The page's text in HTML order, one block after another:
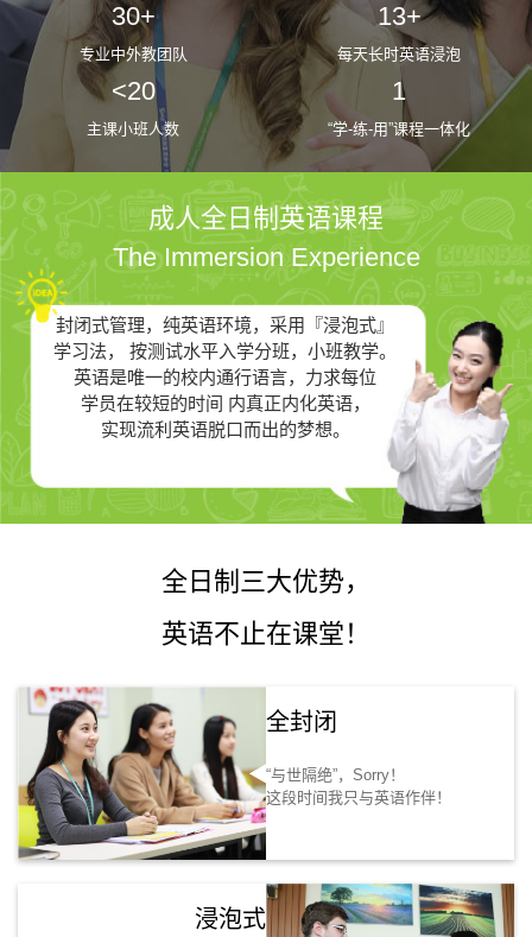
30+
专业中外教团队
13+
每天长时英语浸泡
<20
主课小班人数
1
“学-练-用”课程一体化
成人全日制英语课程
The Immersion Experience
封闭式管理，纯英语环境，采用『浸泡式』
学习法，
按测试水平入学分班，小班教学。
英语是唯一的校内通行语言，力求每位
学员在较短的时间 内真正内化英语，
实现流利英语脱口而出的梦想。
全日制三大优势，
英语不止在课堂！
全封闭
“与世隔绝”，Sorry！
这段时间我只与英语作伴！
浸泡式